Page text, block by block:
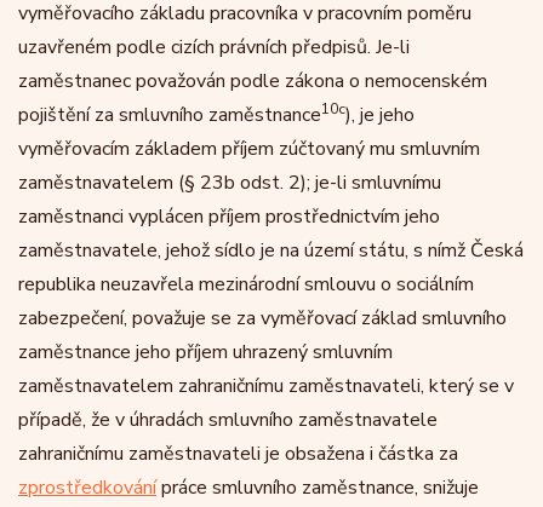
vyměřovacího základu pracovníka v pracovním poměru
uzavřeném podle cizích právních předpisů. Je-li
zaměstnanec považován podle zákona o nemocenském
pojištění za smluvního zaměstnance10c), je jeho
vyměřovacím základem příjem zúčtovaný mu smluvním
zaměstnavatelem (§ 23b odst. 2); je-li smluvnímu
zaměstnanci vyplácen příjem prostřednictvím jeho
zaměstnavatele, jehož sídlo je na území státu, s nímž Česká
republika neuzavřela mezinárodní smlouvu o sociálním
zabezpečení, považuje se za vyměřovací základ smluvního
zaměstnance jeho příjem uhrazený smluvním
zaměstnavatelem zahraničnímu zaměstnavateli, který se v
případě, že v úhradách smluvního zaměstnavatele
zahraničnímu zaměstnavateli je obsažena i částka za
zprostředkovánípráce smluvního zaměstnance, snižuje